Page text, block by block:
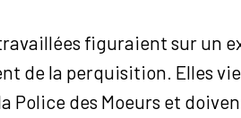
figuraient sur un
de la perquisition. Elles
Police des Moeurs et